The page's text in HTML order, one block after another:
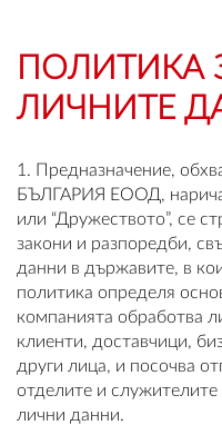
ПОЛИТИКА
ЛИЧНИТЕ
1. Предназначение,
БЪЛГАРИЯ ЕООД,
или “Дружеството”, се
закони и разпоредби,
данни в държавите, в
политика определя
компанията обработва
клиенти, доставчици,
други лица, и посочва
отделите и
лични данни.
0 продукта
Вход
Регистрация